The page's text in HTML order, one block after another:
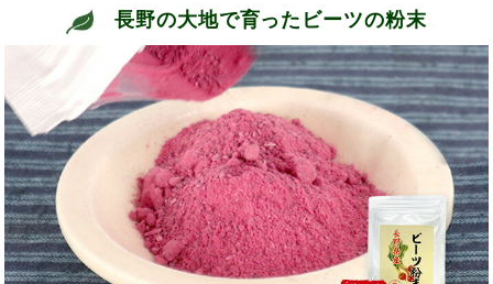
長野の大地で育ったビーツの粉末